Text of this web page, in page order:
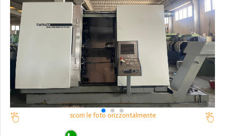
scorri le foto orizzontalmente